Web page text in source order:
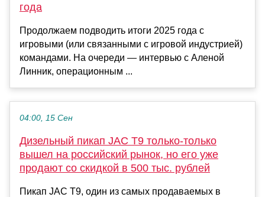
года
Продолжаем подводить итоги 2025 года с
игровыми (или связанными с игровой индустрией)
командами. На очереди — интервью с Аленой
Линник, операционным ...
04:00, 15 Сен
Дизельный пикап JAC T9 только-только
вышел на российский рынок, но его уже
продают со скидкой в 500 тыс. рублей
Пикап JAC T9, один из самых продаваемых в